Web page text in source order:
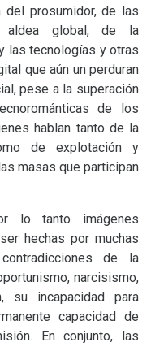
prosumidor, de las
aldea global, de la
las tecnologías y otras
que aún un perduran
pese a la superación
de los
hablan tanto de la
de explotación y
masas que participan
lo tanto imágenes
hechas por muchas
de la
narcisismo,
su incapacidad para
capacidad de
En conjunto, las